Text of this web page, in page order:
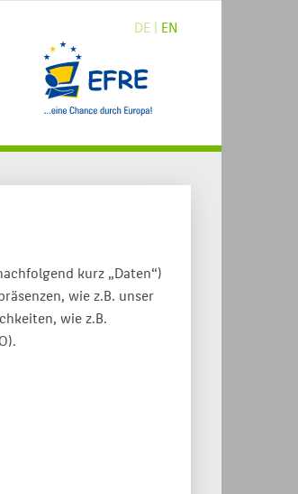
DE | EN
kurz „Daten“)
wie z.B. unser
wie z.B.